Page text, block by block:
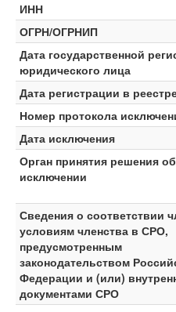
ИНН
ОГРН/ОГРНИП
Дата государственной
юридического лица
Дата регистрации в
Номер протокола
Дата исключения
Орган принятия решения об
исключении
Сведения о соответствии
условиям членства в СРО,
предусмотренным
законодательством
Федерации и (или)
документами СРО